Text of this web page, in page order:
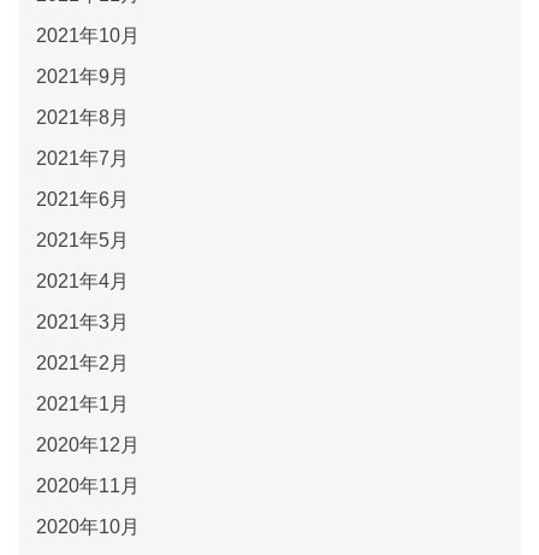
2021年10月
2021年9月
2021年8月
2021年7月
2021年6月
2021年5月
2021年4月
2021年3月
2021年2月
2021年1月
2020年12月
2020年11月
2020年10月